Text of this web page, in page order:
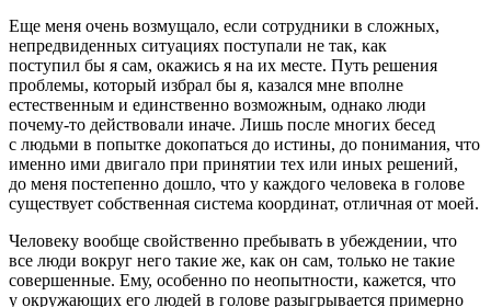
Еще меня очень возмущало, если сотрудники в сложных,
непредвиденных ситуациях поступали не так, как
поступил бы я сам, окажись я на их месте. Путь решения
проблемы, который избрал бы я, казался мне вполне
естественным и единственно возможным, однако люди
почему-то действовали иначе. Лишь после многих бесед
с людьми в попытке докопаться до истины, до понимания, что
именно ими двигало при принятии тех или иных решений,
до меня постепенно дошло, что у каждого человека в голове
существует собственная система координат, отличная от моей.
Человеку вообще свойственно пребывать в убеждении, что
все люди вокруг него такие же, как он сам, только не такие
совершенные. Ему, особенно по неопытности, кажется, что
у окружающих его людей в голове разыгрывается примерно